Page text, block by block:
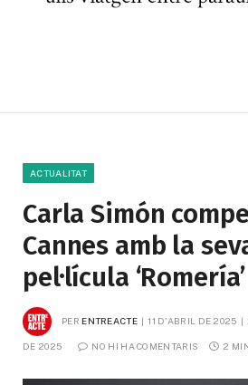
ACTUALITAT
Carla Simón
Cannes amb la
pel·lícula ‘Romería’
PER ENTREACTE 11 D'ABRIL DE 2025
DE 2025 NO HI HA COMENTARIS 2